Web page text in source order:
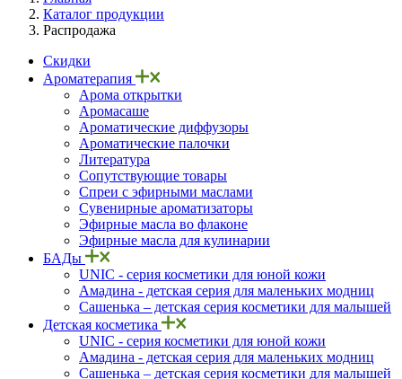
Каталог продукции
Распродажа
Скидки
Ароматерапия
Арома открытки
Аромасаше
Ароматические диффузоры
Ароматические палочки
Литература
Сопутствующие товары
Спреи с эфирными маслами
Сувенирные ароматизаторы
Эфирные масла во флаконе
Эфирные масла для кулинарии
БАДы
UNIC - серия косметики для юной кожи
Амадина - детская серия для маленьких модниц
Сашенька – детская серия косметики для малышей
Детская косметика
UNIC - серия косметики для юной кожи
Амадина - детская серия для маленьких модниц
Сашенька – детская серия косметики для малышей